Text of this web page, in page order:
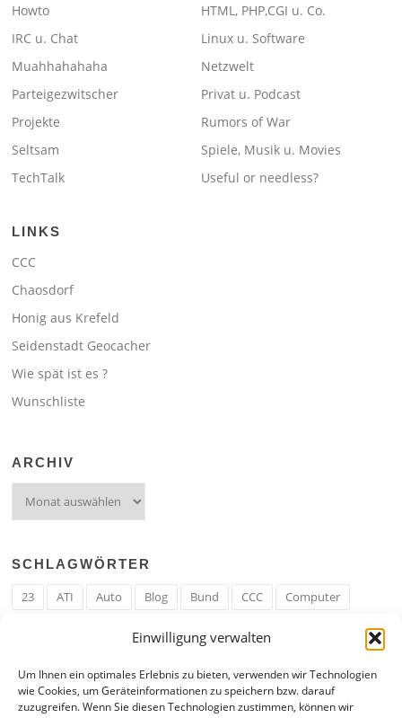
Einwilligung verwalten
Um Ihnen ein optimales Erlebnis zu bieten, verwenden wir Technologien
wie Cookies, um Geräteinformationen zu speichern bzw. darauf
zuzugreifen. Wenn Sie diesen Technologien zustimmen, können wir
Howto
HTML, PHP,CGI u. Co.
IRC u. Chat
Linux u. Software
Muahhahahaha
Netzwelt
Parteigezwitscher
Privat u. Podcast
Projekte
Rumors of War
Seltsam
Spiele, Musik u. Movies
TechTalk
Useful or needless?
LINKS
CCC
Chaosdorf
Honig aus Krefeld
Seidenstadt Geocacher
Wie spät ist es ?
Wunschliste
ARCHIV
SCHLAGWÖRTER
23 ATI Auto Blog Bund CCC
Computer
Google
Hack Hand HE ICE IE Internet